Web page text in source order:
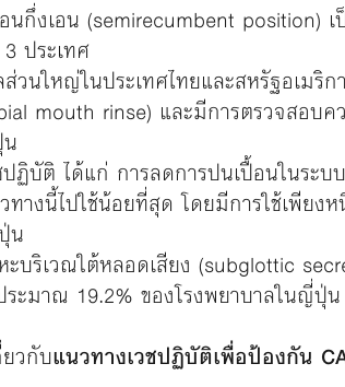
นกึ่งเอน (semirecumbent position)
ประเทศ
วนใหญ่ในประเทศไทยและสหรัฐอเม
mouth rinse) และมีการตรวจสอบ
ปฏิบัติ ได้แก่ การลดการปนเปื้อนในระ
างนี้ไปใช้น้อยที่สุด โดยมีการใช้เพียง
น
ะบริเวณใต้หลอดเสียง (subglottic
ะมาณ 19.2% ของโรงพยาบาลในญี่ปุ่
วกับแนวทางเวชปฏิบัติเพื่อป้องกัน